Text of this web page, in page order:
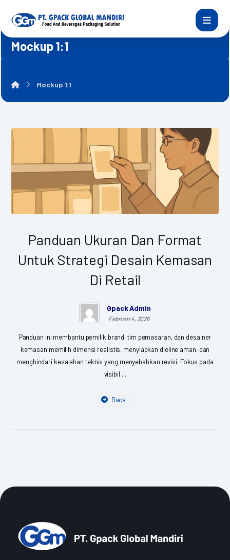
Mockup 1:1
Mockup 1:1
Panduan Ukuran Dan Format
Untuk Strategi Desain Kemasan
Di Retail
Gpack Admin
Februari 4, 2026
Panduan ini membantu pemilik brand, tim pemasaran, dan desainer
kemasan memilih dimensi realistis, menyiapkan dieline aman, dan
menghindari kesalahan teknis yang menyebabkan revisi. Fokus pada
visibil ...
Baca